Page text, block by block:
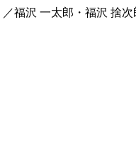
／福沢 一太郎・福沢 捨次